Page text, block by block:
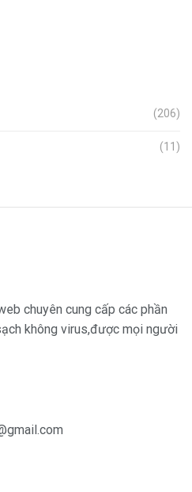
(206)
(11)
chuyên cung cấp các phần
không virus,được mọi người